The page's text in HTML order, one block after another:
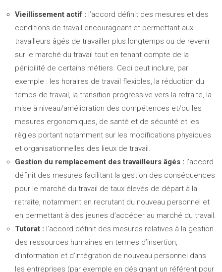
Vieillissement actif : l’accord définit des mesures et des
conditions de travail encourageant et permettant aux
travailleurs âgés de travailler plus longtemps ou de revenir
sur le marché du travail tout en tenant compte de la
pénibilité de certains métiers. Ceci peut inclure, par
exemple : les horaires de travail flexibles, la réduction du
temps de travail, la transition progressive vers la retraite, la
mise à niveau/amélioration des compétences et/ou les
mesures ergonomiques, de santé et de sécurité et les
règles portant notamment sur les modifications physiques
et organisationnelles des lieux de travail.
Gestion du remplacement des travailleurs âgés : l’accord
définit des mesures facilitant la gestion des conséquences
pour le marché du travail de taux élevés de départ à la
retraite, notamment en recrutant du nouveau personnel et
en permettant à des jeunes d’accéder au marché du travail.
Tutorat : l’accord définit des mesures relatives à la gestion
des ressources humaines en termes d’insertion,
d’information et d’intégration de nouveau personnel dans
les entreprises (par exemple en désignant un référent pour